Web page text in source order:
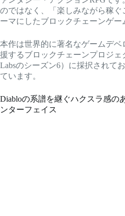
のではなく、「楽しみながら稼ぐ
ーマにしたブロックチェーンゲー
本作は世界的に著名なゲームデベ
援するブロックチェーンプロジェ
Labsのシーズン6）に採択されて
ています。
Diabloの系譜を継ぐハクスラ感の
ンターフェイス